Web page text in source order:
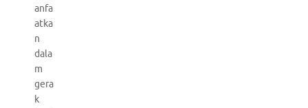
anfa
atka
n
dala
m
gera
k